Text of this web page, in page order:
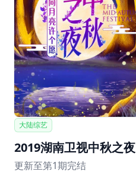
大陆综艺
2019湖南卫视中秋之夜
更新至第1期完结